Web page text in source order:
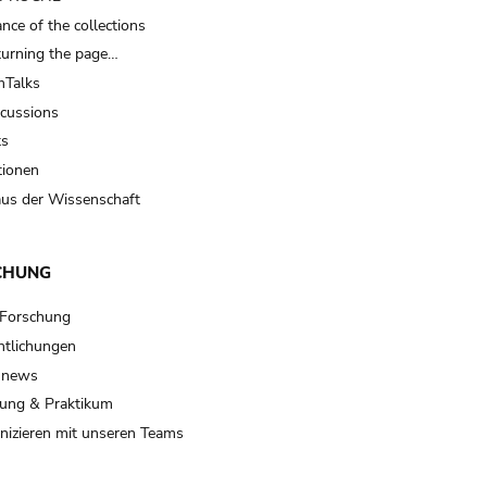
of the collections
the page…
der Wissenschaft
& Praktikum
mit unseren Teams